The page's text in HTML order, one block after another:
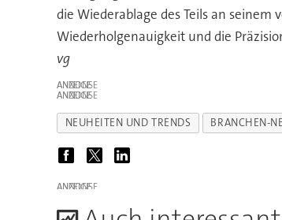
die Wiederablage des Teils an
Wiederholgenauigkeit und die
vg
ANZEIGE
ANZEIGE
NEUHEITEN UND TRENDS BRANCHEN-
ANZEIGE